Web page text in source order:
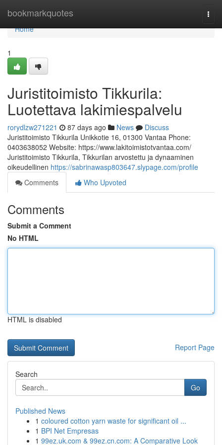
bookmarkquotes
Home
Home
1
Juristitoimisto Tikkurila:
Luotettava lakimiespalvelu
rorydlzw271221 87 days ago News
Discuss
Juristitoimisto Tikkurila Unikkotie 16, 01300 Vantaa Phone:
0403638052 Website: https://www.lakitoimistotvantaa.com/
Juristitoimisto Tikkurila, Tikkurilan arvostettu ja dynaaminen
oikeudellinen https://sabrinawasp803647.slypage.com/profile
Comments
Who Upvoted
Comments
Submit a Comment
No HTML
HTML is disabled
Report Page
Search
Go
Published News
1 coloured cotton yarn waste for significant oil ...
1 BPI Net Empresas
1 99ez.uk.com & 99ez.cn.com: A Comparative Look